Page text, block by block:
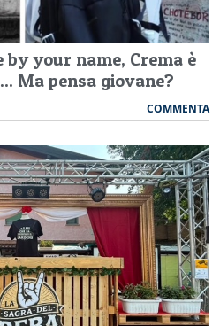
by your name, Crema è
Ma pensa giovane?
COMMENTA